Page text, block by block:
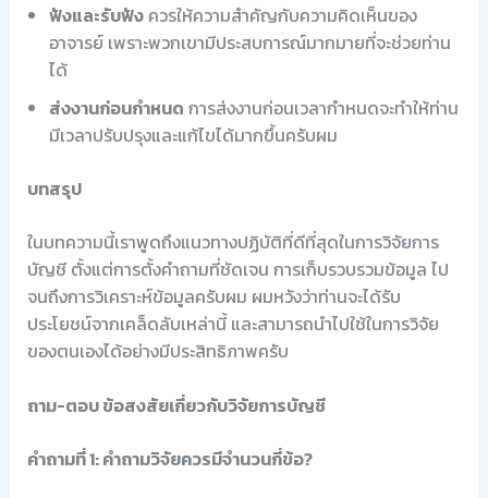
ฟังและรับฟังควรให้ความสำคัญกับความคิดเห็นของ
อาจารย์ เพราะพวกเขามีประสบการณ์มากมายที่จะช่วยท่าน
ได้
ส่งงานก่อนกำหนด การส่งงานก่อนเวลากำหนดจะทำให้ท่าน
มีเวลาปรับปรุงและแก้ไขได้มากขึ้นครับผม
บทสรุป
ในบทความนี้เราพูดถึงแนวทางปฏิบัติที่ดีที่สุดในการวิจัยการ
บัญชี ตั้งแต่การตั้งคำถามที่ชัดเจน การเก็บรวบรวมข้อมูล ไป
จนถึงการวิเคราะห์ข้อมูลครับผม ผมหวังว่าท่านจะได้รับ
ประโยชน์จากเคล็ดลับเหล่านี้ และสามารถนำไปใช้ในการวิจัย
ของตนเองได้อย่างมีประสิทธิภาพครับ
ถาม-ตอบ ข้อสงสัยเกี่ยวกับวิจัยการบัญชี
คำถามที่ 1: คำถามวิจัยควรมีจำนวนกี่ข้อ?